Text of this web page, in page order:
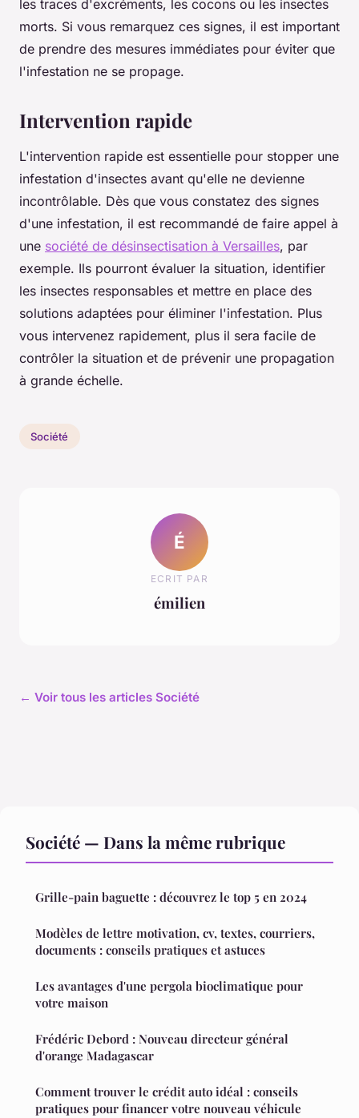
les traces d'excréments, les cocons ou les insectes
morts. Si vous remarquez ces signes, il est important
de prendre des mesures immédiates pour éviter que
l'infestation ne se propage.
Intervention rapide
L'intervention rapide est essentielle pour stopper une
infestation d'insectes avant qu'elle ne devienne
incontrôlable. Dès que vous constatez des signes
d'une infestation, il est recommandé de faire appel à
une société de désinsectisation à Versailles, par
exemple. Ils pourront évaluer la situation, identifier
les insectes responsables et mettre en place des
solutions adaptées pour éliminer l'infestation. Plus
vous intervenez rapidement, plus il sera facile de
contrôler la situation et de prévenir une propagation
à grande échelle.
Société
É
ECRIT PAR
émilien
← Voir tous les articles Société
Société — Dans la même rubrique
Grille-pain baguette : découvrez le top 5 en 2024
Modèles de lettre motivation, cv, textes, courriers,
documents : conseils pratiques et astuces
Les avantages d'une pergola bioclimatique pour
votre maison
Frédéric Debord : Nouveau directeur général
d'orange Madagascar
Comment trouver le crédit auto idéal : conseils
pratiques pour financer votre nouveau véhicule